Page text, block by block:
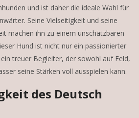
und ist daher die ideale Wahl für
Seine Vielseitigkeit und seine
machen ihn zu einem unschätzbaren
Hund ist nicht nur ein passionierter
treuer Begleiter, der sowohl auf Feld,
seine Stärken voll ausspielen kann.
des Deutsch